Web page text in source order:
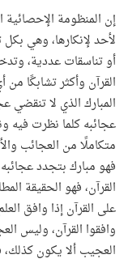
إن المنظومة الإحصائية
لأحد لإنكارها، وهي
أو تناسقات عددية،
القرآن وأكثر تشابكًا
المبارك الذي لا تنقضي
عجائبه كلما نظرت فيه
متكاملًا من العجائب
فهو مبارك بتجدد
القرآن، فهو الحقيقة
على القرآن إذا وافق
وافقوا القرآن، وليس
العجيب ألا يكون